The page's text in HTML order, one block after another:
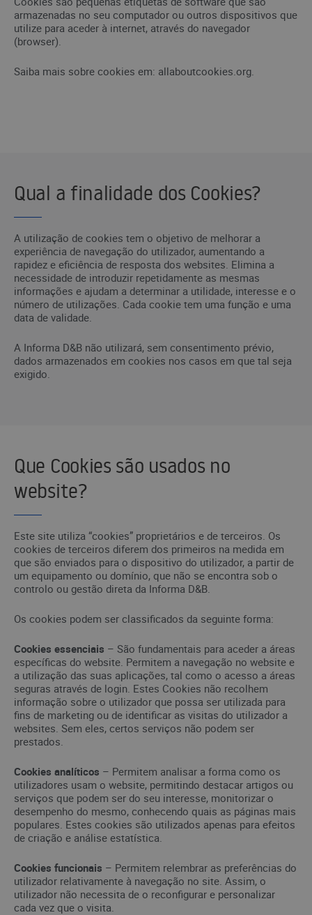
armazenadas no seu computador ou outros dispositivos que
utilize para aceder à internet, através do navegador
(browser).
Saiba mais sobre cookies em: allaboutcookies.org.
Qual a finalidade dos Cookies?
A utilização de cookies tem o objetivo de melhorar a
experiência de navegação do utilizador, aumentando a
rapidez e eficiência de resposta dos websites. Elimina a
necessidade de introduzir repetidamente as mesmas
informações e ajudam a determinar a utilidade, interesse e o
número de utilizações. Cada cookie tem uma função e uma
data de validade.
A Informa D&B não utilizará, sem consentimento prévio,
dados armazenados em cookies nos casos em que tal seja
exigido.
Que Cookies são usados no
website?
Este site utiliza “cookies” proprietários e de terceiros. Os
cookies de terceiros diferem dos primeiros na medida em
que são enviados para o dispositivo do utilizador, a partir de
um equipamento ou domínio, que não se encontra sob o
controlo ou gestão direta da Informa D&B.
Os cookies podem ser classificados da seguinte forma:
Cookies essenciais – São fundamentais para aceder a áreas
específicas do website. Permitem a navegação no website e
a utilização das suas aplicações, tal como o acesso a áreas
seguras através de login. Estes Cookies não recolhem
informação sobre o utilizador que possa ser utilizada para
fins de marketing ou de identificar as visitas do utilizador a
websites. Sem eles, certos serviços não podem ser
prestados.
Cookies analíticos – Permitem analisar a forma como os
utilizadores usam o website, permitindo destacar artigos ou
serviços que podem ser do seu interesse, monitorizar o
desempenho do mesmo, conhecendo quais as páginas mais
populares. Estes cookies são utilizados apenas para efeitos
de criação e análise estatística.
Cookies funcionais – Permitem relembrar as preferências do
utilizador relativamente à navegação no site. Assim, o
utilizador não necessita de o reconfigurar e personalizar
cada vez que o visita.